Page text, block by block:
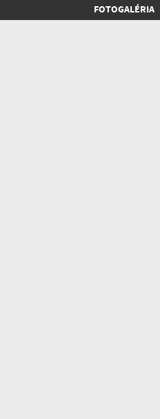
FOTOGALÉRIA